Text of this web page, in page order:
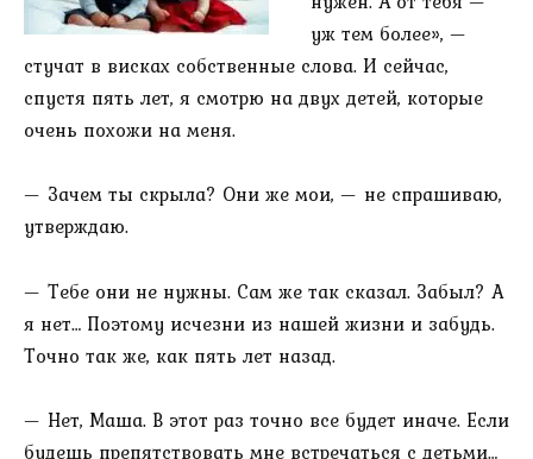
уж тем более», —
стучат в висках собственные слова. И сейчас,
спустя пять лет, я смотрю на двух детей, которые
очень похожи на меня.
— Зачем ты скрыла? Они же мои, — не спрашиваю,
утверждаю.
— Тебе они не нужны. Сам же так сказал. Забыл? А
я нет… Поэтому исчезни из нашей жизни и забудь.
Точно так же, как пять лет назад.
— Нет, Маша. В этот раз точно все будет иначе. Если
будешь препятствовать мне встречаться с детьми…